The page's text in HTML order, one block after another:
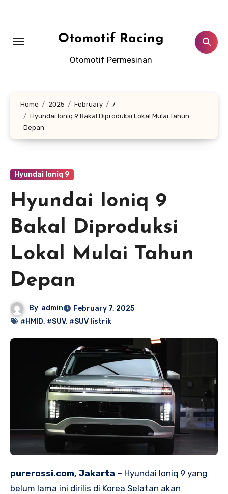
Otomotif Racing
Otomotif Permesinan
Home 2025 February
7
Hyundai Ioniq 9 Bakal Diproduksi Lokal Mulai Tahun
Depan
Hyundai Ioniq 9
Hyundai Ioniq 9
Bakal Diproduksi
Lokal Mulai Tahun
Depan
By admin
February 7, 2025
#HMID, #SUV, #SUV listrik
purerossi.com, Jakarta – Hyundai Ioniq 9 yang
belum lama ini dirilis di Korea Selatan akan